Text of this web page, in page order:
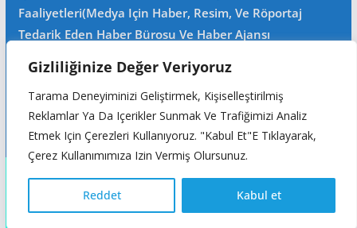
Gizliliğinize Değer Veriyoruz
Tarama Deneyiminizi Geliştirmek, Kişiselleştirilmiş
Reklamlar Ya Da Içerikler Sunmak Ve Trafiğimizi Analiz
Etmek Için Çerezleri Kullanıyoruz. "Kabul Et"e Tıklayarak,
Çerez Kullanımımıza Izin Vermiş Olursunuz.
Reddet Kabul et
Faaliyetleri(Medya Için Haber, Resim, Ve Röportaj
Tedarik Eden Haber Bürosu Ve Haber Ajansı
Filimcilik, Yayıncılık, Prodöktörlük, Reklamcılık Işleri Ile
Ana Sözleşmede Yazılı Olan Diğer Işleri Yapar.
Mersis No: 0105002748700015
Türkçe